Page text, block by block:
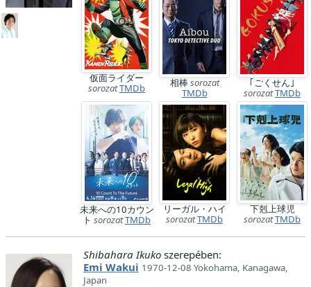
仮面ライダー
sorozatTMDb 相棒sorozat
TMDb
｢ごくせん｣
sorozatTMDb
未来への10カウン
ト sorozatTMDb
リーガル・ハイ
sorozatTMDb
下剋上球児
sorozatTMDb
Shibahara Ikuko szerepében:
Emi Wakui 1970-12-08 Yokohama, Kanagawa,
Japan